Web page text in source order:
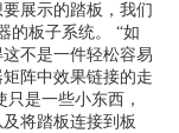
展示的踏板，我们
的板子系统。
“如
不是一件轻松容易
阵中效果链接的走
只是一些小东西，
将踏板连接到板